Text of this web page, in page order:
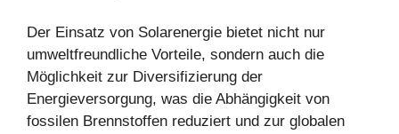
Der Einsatz von Solarenergie bietet nicht nur
umweltfreundliche Vorteile, sondern auch die
Möglichkeit zur Diversifizierung der
Energieversorgung, was die Abhängigkeit von
fossilen Brennstoffen reduziert und zur globalen